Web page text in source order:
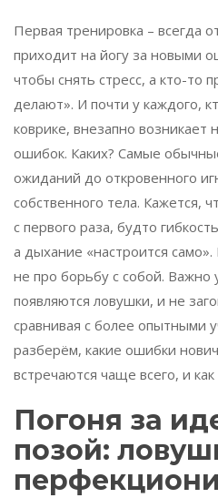
Первая тренировка – всегда
приходит на йогу за новыми
чтобы снять стресс, а кто-то
делают». И почти у каждого,
коврике, внезапно возникает
ошибок. Каких? Самые
ожиданий до откровенного
собственного тела. Кажется,
с первого раза, будто
а дыхание «настроится
не про борьбу с собой. Важно
появляются ловушки, и не
сравнивая с более опытными
разберём, какие ошибки
встречаются чаще всего, и
Погоня за
позой: